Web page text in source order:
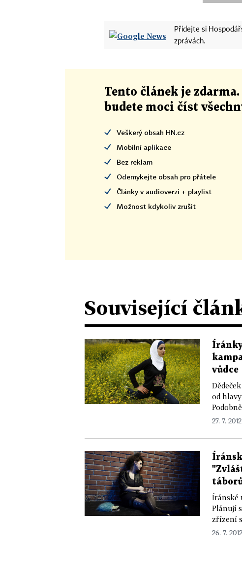
Přidejte si
zprávách.
Tento článek je
budete moci číst
Veškerý obsah HN.cz
Mobilní aplikace
Bez reklam
Odemykejte obsah pro přátele
Články v audioverzi + playlist
Možnost kdykoliv zrušit
Související
vůdce
od
27. 7.
Íránské
Plánují
zřízení
26. 7.